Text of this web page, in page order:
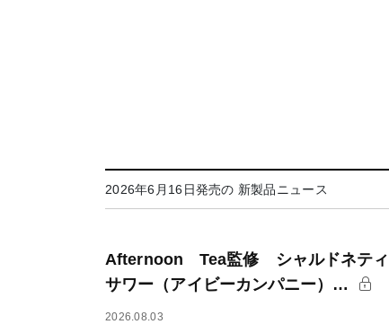
2026年6月16日発売の 新製品ニュース
Afternoon Tea監修 シャルドネテ
サワー（アイビーカンパニー）…
2026.08.03